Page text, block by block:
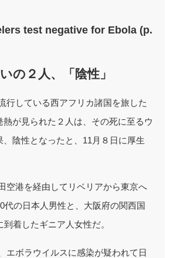
test negative for Ebola (p.
の２人、「陰性」
行している西アフリカ諸国を旅した
が見られた２人は、その死に至るウ
、陰性となったと、11月８日に厚生
空港を経由してリベリアから東京へ
代の日本人男性と、大阪府の関西国
着したギニア人女性だ。
エボラウイルスに感染が疑われて日